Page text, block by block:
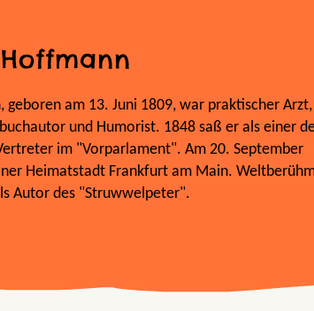
geboren am 13. Juni 1809, war praktischer Arzt,
und Humorist. 1848 saß er als einer
im "Vorparlament". Am 20. September
Heimatstadt Frankfurt am Main.
Autor des "Struwwelpeter".